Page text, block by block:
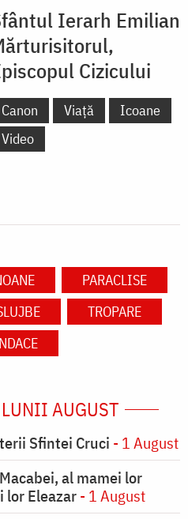
Ierarh Emilian
Cizicului
Canon Viață
Icoane
Video
PARACLISE
TROPARE
AUGUST
Sfintei Cruci - 1 August
al mamei lor
lor Eleazar- 1 August